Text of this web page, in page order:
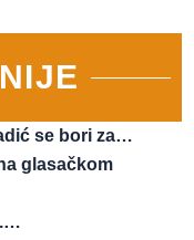
se bori za…
glasačkom